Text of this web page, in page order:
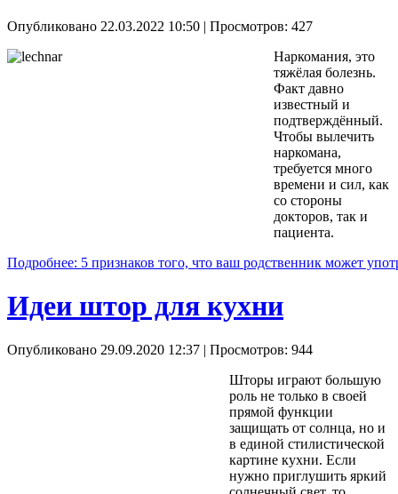
Опубликовано 22.03.2022 10:50 | Просмотров: 427
Наркомания, это
тяжёлая болезнь.
Факт давно
известный и
подтверждённый.
Чтобы вылечить
наркомана,
требуется много
времени и сил, как
со стороны
докторов, так и
пациента.
Подробнее: 5 признаков того, что ваш родственник может
Идеи штор для кухни
Опубликовано 29.09.2020 12:37 | Просмотров: 944
Шторы играют большую
роль не только в своей
прямой функции
защищать от солнца, но и
в единой стилистической
картине кухни. Если
нужно приглушить яркий